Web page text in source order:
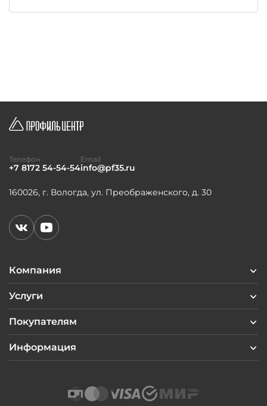
Компания
Услуги
Покупателям
Информация
160026, г. Вологда, ул. Преображенского, д. 30
Телефон
+7 8172 54-54-54
Email
info@pf35.ru